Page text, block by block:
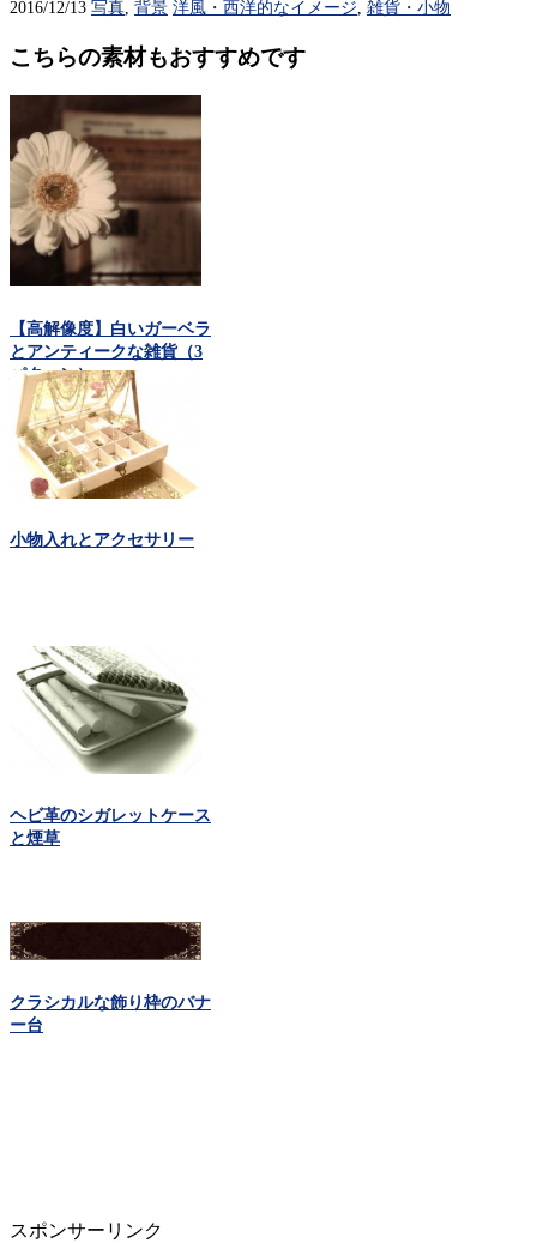
2016/12/13 写真 背景 洋風・西洋的なイメージ 雑貨・小物
こちらの素材もおすすめです
【高解像度】白いガーベラ
とアンティークな雑貨（3
パターン）
小物入れとアクセサリー
ヘビ革のシガレットケース
と煙草
クラシカルな飾り枠のバナ
ー台
スポンサーリンク